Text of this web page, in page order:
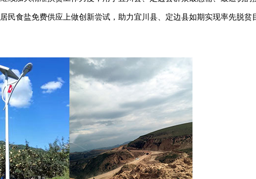
民食盐免费供应上做创新尝试，助力宜川县、定边县如期实现率先脱贫